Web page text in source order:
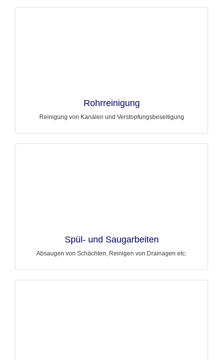
Rohrreinigung
Reinigung von Kanälen und Verstopfungsbeseitigung
Spül- und Saugarbeiten
Absaugen von Schächten, Reinigen von Drainagen etc.